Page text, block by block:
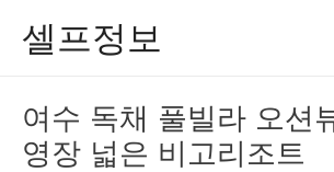
셀프정보
여수 독채 풀빌라 오션
영장 넓은 비고리조트